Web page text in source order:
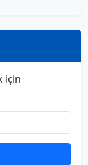
için